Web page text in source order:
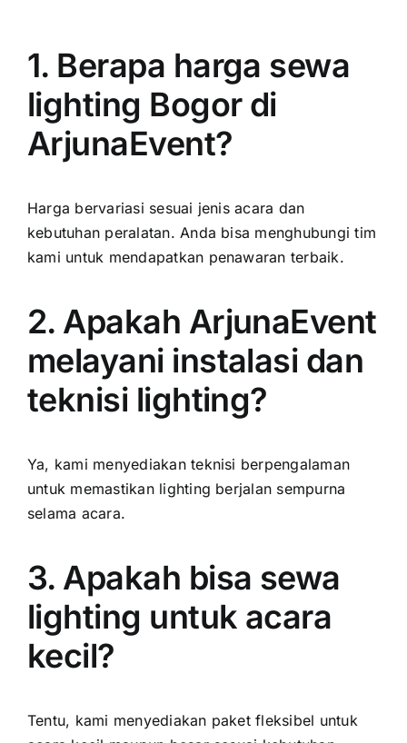
1. Berapa harga sewa
lighting Bogor di
ArjunaEvent?
Harga bervariasi sesuai jenis acara dan
kebutuhan peralatan. Anda bisa menghubungi tim
kami untuk mendapatkan penawaran terbaik.
2. Apakah ArjunaEvent
melayani instalasi dan
teknisi lighting?
Ya, kami menyediakan teknisi berpengalaman
untuk memastikan lighting berjalan sempurna
selama acara.
3. Apakah bisa sewa
lighting untuk acara
kecil?
Tentu, kami menyediakan paket fleksibel untuk